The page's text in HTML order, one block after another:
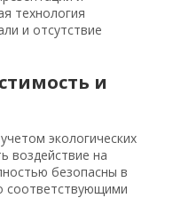
технология
и отсутствие
и
экологических
воздействие на
безопасны в
соответствующими